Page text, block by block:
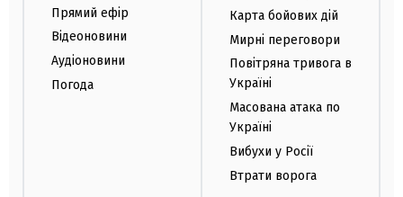
Прямий ефір
Відеоновини
Аудіоновини
Погода
Карта бойових дій
Мирні переговори
Повітряна тривога в
Україні
Масована атака по
Україні
Вибухи у Росії
Втрати ворога